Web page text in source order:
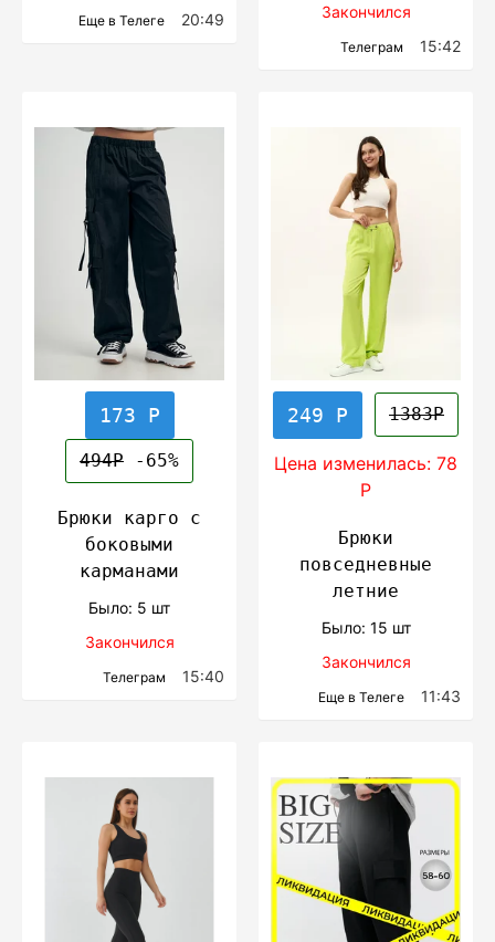
Еще в Телеге 20:49
Закончился
Телеграм 15:42
173 Р
494Р -65%
Брюки карго с
боковыми
карманами
Было: 5 шт
Закончился
Телеграм 15:40
249 Р 1383Р
Цена изменилась: 78
Р
Брюки
повседневные
летние
Было: 15 шт
Закончился
Еще в Телеге 11:43